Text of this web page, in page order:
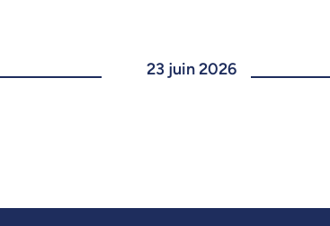
23 juin 2026